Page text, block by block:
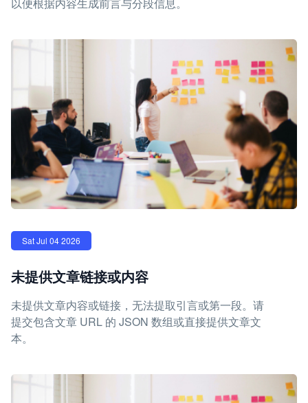
Sat Jul 04 2026
未提供文章链接或内容
未提供文章内容或链接，无法提取引言或第一段。请
提交包含文章 URL 的 JSON 数组或直接提供文章文
本。